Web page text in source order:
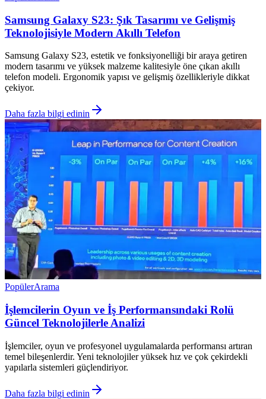
Samsung Galaxy S23: Şık Tasarımı ve Gelişmiş
Teknolojisiyle Modern Akıllı Telefon
Samsung Galaxy S23, estetik ve fonksiyonelliği bir araya getiren
modern tasarımı ve yüksek malzeme kalitesiyle öne çıkan akıllı
telefon modeli. Ergonomik yapısı ve gelişmiş özellikleriyle dikkat
çekiyor.
Daha fazla bilgi edinin
PopülerArama
İşlemcilerin Oyun ve İş Performansındaki Rolü
Güncel Teknolojilerle Analizi
İşlemciler, oyun ve profesyonel uygulamalarda performansı artıran
temel bileşenlerdir. Yeni teknolojiler yüksek hız ve çok çekirdekli
yapılarla sistemleri güçlendiriyor.
Daha fazla bilgi edinin